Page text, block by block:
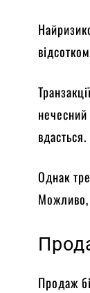
вдасться.
Однак
Можливо,
Продаж